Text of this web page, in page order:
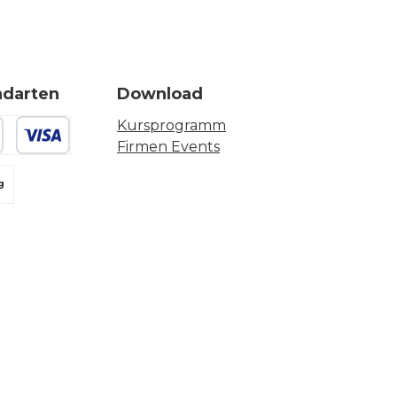
Download
Kursprogramm
Firmen Events